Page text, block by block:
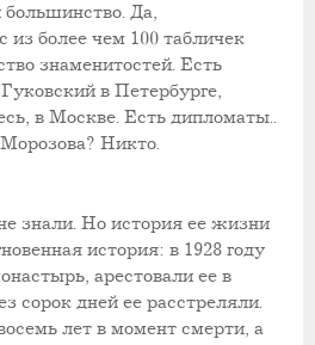
Да,
из более чем 100 табличек
знаменитостей. Есть
в Петербурге,
в Москве. Есть дипломаты..
Никто.
знали. Но история ее жизни
история: в 1928 году
арестовали ее в
сорок дней ее расстреляли.
лет в момент смерти, а